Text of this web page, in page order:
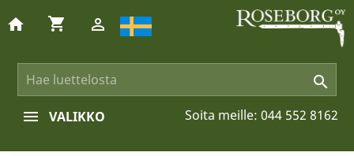

home shopping_cart 
Soita meille: 044 552 8162
VALIKKO